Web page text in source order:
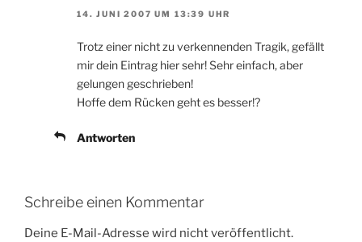
14. JUNI 2007 UM 13:39 UHR
Trotz einer nicht zu verkennenden Tragik, gefällt
mir dein Eintrag hier sehr! Sehr einfach, aber
gelungen geschrieben!
Hoffe dem Rücken geht es besser!?
Antworten
Schreibe einen Kommentar
Deine E-Mail-Adresse wird nicht veröffentlicht.